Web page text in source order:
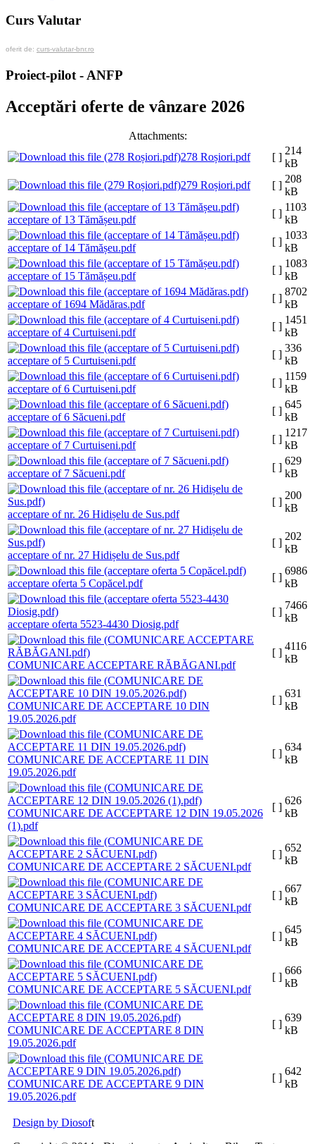
Curs Valutar
oferit de: curs-valutar-bnr.ro
Proiect-pilot - ANFP
Acceptări oferte de vânzare 2026
Attachments:
278 Roșiori.pdf
[ ]
214
kB
279 Roșiori.pdf
[ ]
208
kB
acceptare of 13 Tămășeu.pdf
[ ]
1103
kB
acceptare of 14 Tămășeu.pdf
[ ]
1033
kB
acceptare of 15 Tămășeu.pdf
[ ]
1083
kB
acceptare of 1694 Mădăras.pdf
[ ]
8702
kB
acceptare of 4 Curtuiseni.pdf
[ ]
1451
kB
acceptare of 5 Curtuiseni.pdf
[ ]
336
kB
acceptare of 6 Curtuiseni.pdf
[ ]
1159
kB
acceptare of 6 Săcueni.pdf
[ ]
645
kB
acceptare of 7 Curtuiseni.pdf
[ ]
1217
kB
acceptare of 7 Săcueni.pdf
[ ]
629
kB
acceptare of nr. 26 Hidișelu de Sus.pdf
[ ]
200
kB
acceptare of nr. 27 Hidișelu de Sus.pdf
[ ]
202
kB
acceptare oferta 5 Copăcel.pdf
[ ]
6986
kB
acceptare oferta 5523-4430 Diosig.pdf
[ ]
7466
kB
COMUNICARE ACCEPTARE RĂBĂGANI.pdf
[ ]
4116
kB
COMUNICARE DE ACCEPTARE 10 DIN
19.05.2026.pdf
[ ]
631
kB
COMUNICARE DE ACCEPTARE 11 DIN
19.05.2026.pdf
[ ]
634
kB
COMUNICARE DE ACCEPTARE 12 DIN 19.05.2026
(1).pdf
[ ]
626
kB
COMUNICARE DE ACCEPTARE 2 SĂCUENI.pdf
[ ]
652
kB
COMUNICARE DE ACCEPTARE 3 SĂCUENI.pdf
[ ]
667
kB
COMUNICARE DE ACCEPTARE 4 SĂCUENI.pdf
[ ]
645
kB
COMUNICARE DE ACCEPTARE 5 SĂCUENI.pdf
[ ]
666
kB
COMUNICARE DE ACCEPTARE 8 DIN
19.05.2026.pdf
[ ]
639
kB
COMUNICARE DE ACCEPTARE 9 DIN
19.05.2026.pdf
[ ]
642
kB
Design by Diosoft